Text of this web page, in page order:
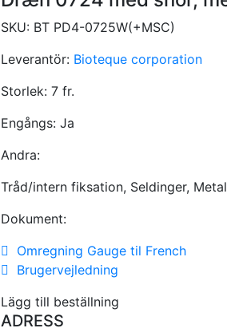
SKU: BT PD4-0725W(+MSC)
Leverantör: Bioteque corporation
Storlek: 7 fr.
Engångs: Ja
Andra:
Tråd/intern fiksation, Seldinger, Metal
Dokument:
Omregning Gauge til French
Brugervejledning
Lägg till beställning
ADRESS